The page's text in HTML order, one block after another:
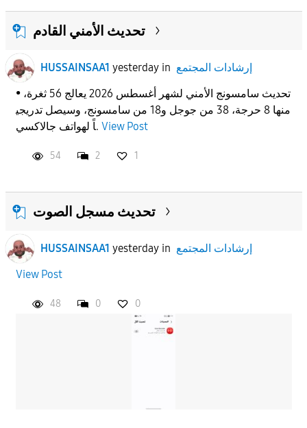
تحديث الأمني القادم
HUSSAINSAA1 yesterdayin إرشادات المجتمع
• تحديث سامسونج الأمني لشهر أغسطس 2026 يعالج 56 ثغرة،
منها 8 حرجة، 38 من جوجل و18 من سامسونج، وسيصل تدريجي
اً لهواتف جالاكسي. View Post
54 2 1
تحديث مسجل الصوت
HUSSAINSAA1 yesterdayin إرشادات المجتمع
View Post
48 0 0